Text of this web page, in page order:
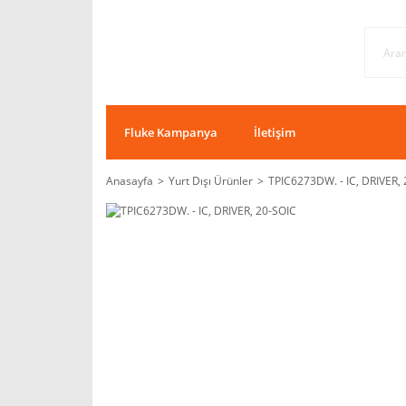
Fluke Kampanya İletişim
Anasayfa Yurt Dışı Ürünler
TPIC6273DW. - IC, DRIVER,